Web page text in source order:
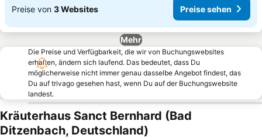
Preise von 3 Websites Preise sehen
Mehr
Die Preise und Verfügbarkeit, die wir von Buchungswebsites
erhalten, ändern sich laufend. Das bedeutet, dass Du
möglicherweise nicht immer genau dasselbe Angebot findest, das
Du auf trivago gesehen hast, wenn Du auf der Buchungswebsite
landest.
Kräuterhaus Sanct Bernhard (Bad
Ditzenbach, Deutschland)